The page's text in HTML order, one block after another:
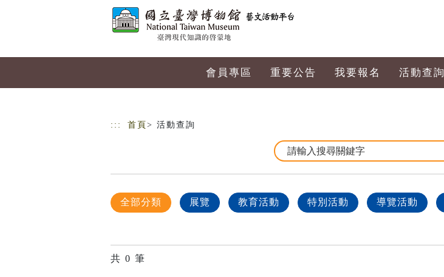
會員專區 重要公告 我要報名 活動查詢
::: 首頁 > 活動查詢
全部分類 展覽 教育活動 特別活動 導覽活動
共 0 筆